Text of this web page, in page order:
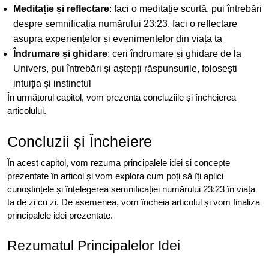
Meditație și reflectare: faci o meditație scurtă, pui întrebări
despre semnificația numărului 23:23, faci o reflectare
asupra experiențelor și evenimentelor din viața ta
Îndrumare și ghidare: ceri îndrumare și ghidare de la
Univers, pui întrebări și aștepți răspunsurile, folosești
intuiția și instinctul
În următorul capitol, vom prezenta concluziile și încheierea
articolului.
Concluzii și Încheiere
În acest capitol, vom rezuma principalele idei și concepte
prezentate în articol și vom explora cum poți să îți aplici
cunoștințele și înțelegerea semnificației numărului 23:23 în viața
ta de zi cu zi. De asemenea, vom încheia articolul și vom finaliza
principalele idei prezentate.
Rezumatul Principalelor Idei